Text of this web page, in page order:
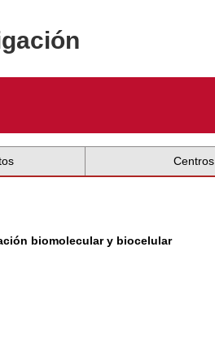
Centros
biomolecular y biocelular